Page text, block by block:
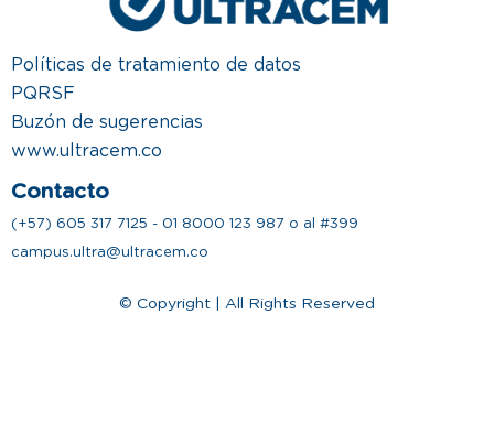
Políticas de tratamiento de datos
PQRSF
Buzón de sugerencias
www.ultracem.co
Contacto
(+57) 605 317 7125 - 01 8000 123 987 o al #399
campus.ultra@ultracem.co
© Copyright | All Rights Reserved